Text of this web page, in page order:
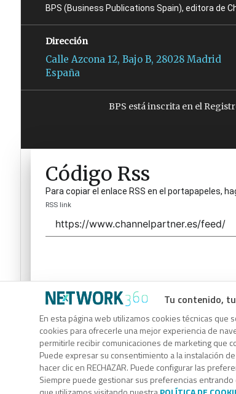
Tu contenido,
En esta página web utilizamos cookies técnicas que
cookies para ofrecerle una mejor experiencia de
permitirle recibir comunicaciones de marketing que
Puede expresar su consentimiento a la instalación
hacer clic en RECHAZAR. Puede configurar las
Siempre puede gestionar sus preferencias entrando
BPS (Business Publications Spain), editora de
Dirección
Calle Azcona 12, Bajo B, 28028 Madrid
España
BPS está inscrita en el
Código Rss
Para copiar el enlace RSS en el portapapeles,
RSS link
Código Rss
Para copiar el enlace RSS en el portapapeles,